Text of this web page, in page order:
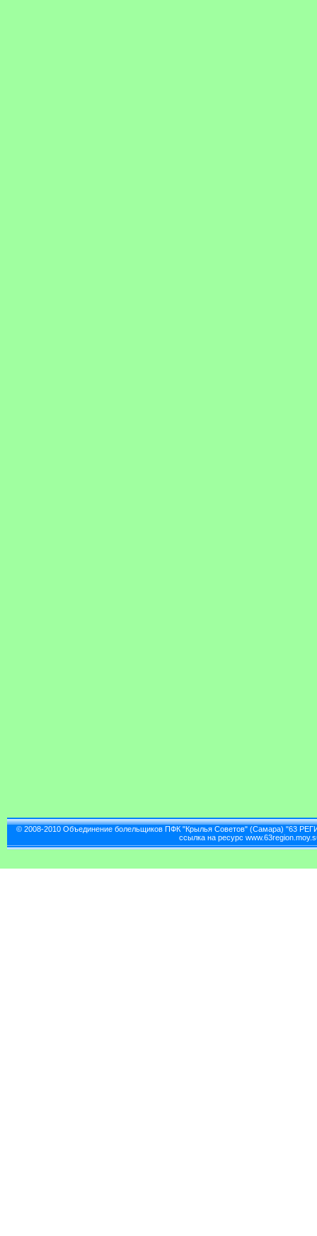
© 2008-2010 Объединение болельщиков ПФК "Крылья Советов" (Самара) "63
ссылка на ресурс